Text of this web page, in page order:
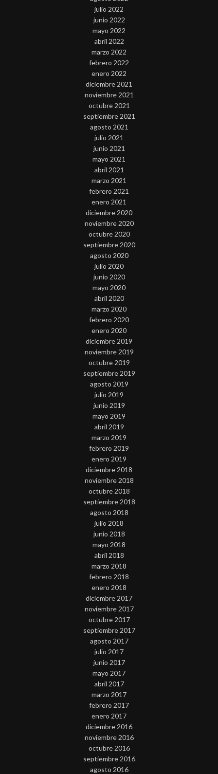
julio 2022
junio 2022
mayo 2022
abril 2022
marzo 2022
febrero 2022
enero 2022
diciembre 2021
noviembre 2021
octubre 2021
septiembre 2021
agosto 2021
julio 2021
junio 2021
mayo 2021
abril 2021
marzo 2021
febrero 2021
enero 2021
diciembre 2020
noviembre 2020
octubre 2020
septiembre 2020
agosto 2020
julio 2020
junio 2020
mayo 2020
abril 2020
marzo 2020
febrero 2020
enero 2020
diciembre 2019
noviembre 2019
octubre 2019
septiembre 2019
agosto 2019
julio 2019
junio 2019
mayo 2019
abril 2019
marzo 2019
febrero 2019
enero 2019
diciembre 2018
noviembre 2018
octubre 2018
septiembre 2018
agosto 2018
julio 2018
junio 2018
mayo 2018
abril 2018
marzo 2018
febrero 2018
enero 2018
diciembre 2017
noviembre 2017
octubre 2017
septiembre 2017
agosto 2017
julio 2017
junio 2017
mayo 2017
abril 2017
marzo 2017
febrero 2017
enero 2017
diciembre 2016
noviembre 2016
octubre 2016
septiembre 2016
agosto 2016